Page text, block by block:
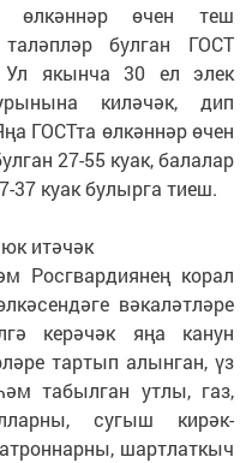
өчен теш
булган ГОСТ
Ул якынча 30 ел элек
киләчәк, дип
ГОСТта өлкәннәр өчен
27-55 куак, балалар
37 куак булырга тиеш.
итәчәк
Росгвардиянең корал
вәкаләтләре
керәчәк яңа канун
тартып алынган, үз
табылган утлы, газ,
сугыш кирәк-
шартлаткыч